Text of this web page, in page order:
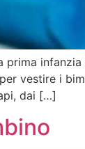
prima
vestire i
dai […]